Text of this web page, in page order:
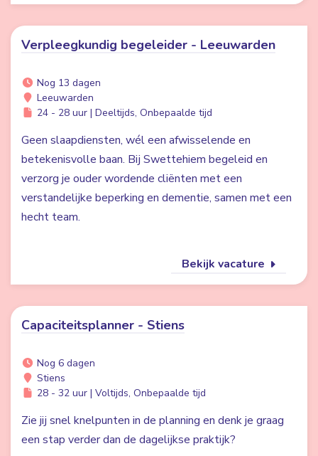
Verpleegkundig begeleider - Leeuwarden
Nog 13 dagen
Leeuwarden
24 - 28 uur | Deeltijds, Onbepaalde tijd
Geen slaapdiensten, wél een afwisselende en
betekenisvolle baan. Bij Swettehiem begeleid en
verzorg je ouder wordende cliënten met een
verstandelijke beperking en dementie, samen met een
hecht team.
Bekijk vacature
Capaciteitsplanner - Stiens
Nog 6 dagen
Stiens
28 - 32 uur | Voltijds, Onbepaalde tijd
Zie jij snel knelpunten in de planning en denk je graag
een stap verder dan de dagelijkse praktijk?